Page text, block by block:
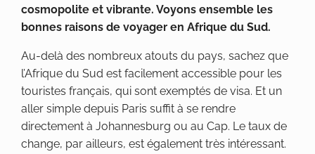
cosmopolite et vibrante. Voyons ensemble les
bonnes raisons de voyager en Afrique du Sud.
Au-delà des nombreux atouts du pays, sachez que
l’Afrique du Sud est facilement accessible pour les
touristes français, qui sont exemptés de visa. Et un
aller simple depuis Paris suffit à se rendre
directement à Johannesburg ou au Cap. Le taux de
change, par ailleurs, est également très intéressant.